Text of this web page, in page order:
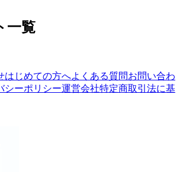
一覧
はじめての方へよくある質問お問い合わ
シーポリシー運営会社特定商取引法に基